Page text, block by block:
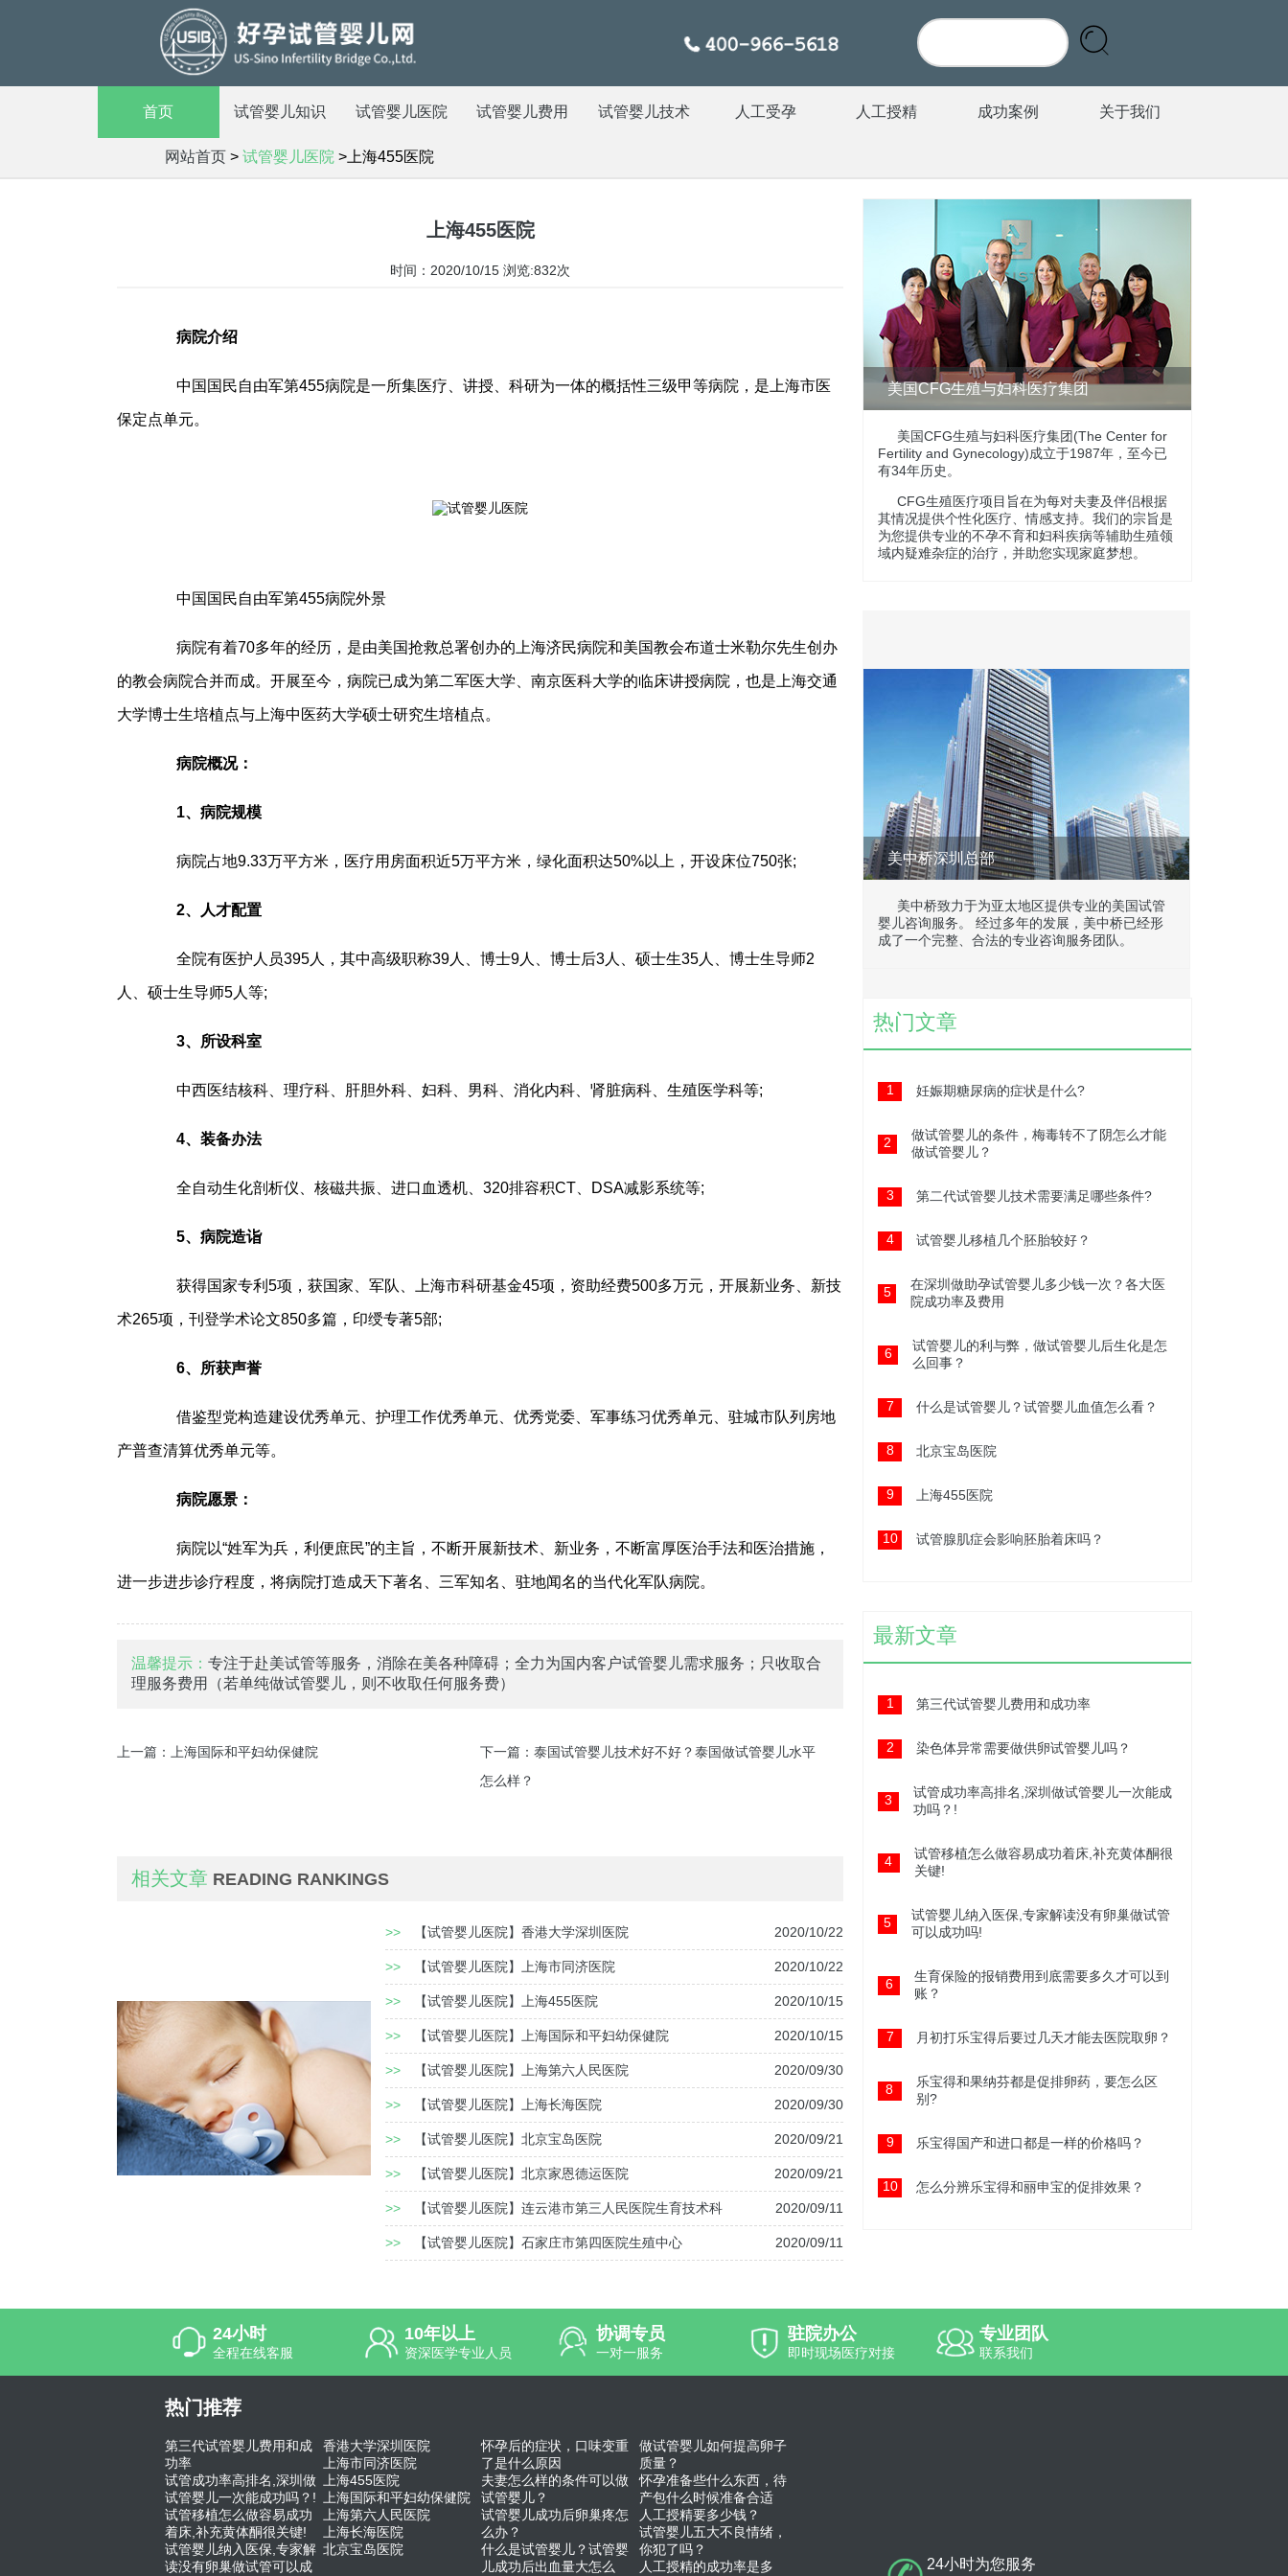
首页 试管婴儿知识 试管婴儿医院 试管婴儿费用 试管婴儿技术 人工受孕 人工授精 成功案例 关于我们
网站首页 > 试管婴儿医院 >上海455医院
上海455医院
时间：2020/10/15 浏览:832次
病院介绍
中国国民自由军第455病院是一所集医疗、讲授、科研为一体的概括性三级甲等病院，是上海市医
保定点单元。
中国国民自由军第455病院外景
病院有着70多年的经历，是由美国抢救总署创办的上海济民病院和美国教会布道士米勒尔先生创办
的教会病院合并而成。开展至今，病院已成为第二军医大学、南京医科大学的临床讲授病院，也是上海交通
大学博士生培植点与上海中医药大学硕士研究生培植点。
病院概况：
1、病院规模
病院占地9.33万平方米，医疗用房面积近5万平方米，绿化面积达50%以上，开设床位750张;
2、人才配置
全院有医护人员395人，其中高级职称39人、博士9人、博士后3人、硕士生35人、博士生导师2
人、硕士生导师5人等;
3、所设科室
中西医结核科、理疗科、肝胆外科、妇科、男科、消化内科、肾脏病科、生殖医学科等;
4、装备办法
全自动生化剖析仪、核磁共振、进口血透机、320排容积CT、DSA减影系统等;
5、病院造诣
获得国家专利5项，获国家、军队、上海市科研基金45项，资助经费500多万元，开展新业务、新技
术265项，刊登学术论文850多篇，印绶专著5部;
6、所获声誉
借鉴型党构造建设优秀单元、护理工作优秀单元、优秀党委、军事练习优秀单元、驻城市队列房地
产普查清算优秀单元等。
病院愿景：
病院以“姓军为兵，利便庶民”的主旨，不断开展新技术、新业务，不断富厚医治手法和医治措施，
进一步进步诊疗程度，将病院打造成天下著名、三军知名、驻地闻名的当代化军队病院。
温馨提示： 专注于赴美试管等服务，消除在美各种障碍；全力为国内客户试管婴儿需求服务；只收取合
理服务费用（若单纯做试管婴儿，则不收取任何服务费）
上一篇： 上海国际和平妇幼保健院 下一篇： 泰国试管婴儿技术好不好？泰国做试管婴儿水平
怎么样？
相关文章 READING RANKINGS
>> 【试管婴儿医院】香港大学深圳医院 2020/10/22
>> 【试管婴儿医院】上海市同济医院 2020/10/22
>> 【试管婴儿医院】上海455医院 2020/10/15
>> 【试管婴儿医院】上海国际和平妇幼保健院 2020/10/15
>> 【试管婴儿医院】上海第六人民医院 2020/09/30
>> 【试管婴儿医院】上海长海医院 2020/09/30
>> 【试管婴儿医院】北京宝岛医院 2020/09/21
>> 【试管婴儿医院】北京家恩德运医院 2020/09/21
>> 【试管婴儿医院】连云港市第三人民医院生育技术科 2020/09/11
>> 【试管婴儿医院】石家庄市第四医院生殖中心 2020/09/11
美国CFG生殖与妇科医疗集团
美国CFG生殖与妇科医疗集团(The Center for
Fertility and Gynecology)成立于1987年，至今已
有34年历史。
CFG生殖医疗项目旨在为每对夫妻及伴侣根据
其情况提供个性化医疗、情感支持。我们的宗旨是
为您提供专业的不孕不育和妇科疾病等辅助生殖领
域内疑难杂症的治疗，并助您实现家庭梦想。
美中桥深圳总部
美中桥致力于为亚太地区提供专业的美国试管
婴儿咨询服务。 经过多年的发展，美中桥已经形
成了一个完整、合法的专业咨询服务团队。
热门文章
1 妊娠期糖尿病的症状是什么?
2
做试管婴儿的条件，梅毒转不了阴怎么才能
做试管婴儿？
3 第二代试管婴儿技术需要满足哪些条件?
4 试管婴儿移植几个胚胎较好？
5
在深圳做助孕试管婴儿多少钱一次？各大医
院成功率及费用
6
试管婴儿的利与弊，做试管婴儿后生化是怎
么回事？
7 什么是试管婴儿？试管婴儿血值怎么看？
8 北京宝岛医院
9 上海455医院
10 试管腺肌症会影响胚胎着床吗？
最新文章
1 第三代试管婴儿费用和成功率
2 染色体异常需要做供卵试管婴儿吗？
3
试管成功率高排名,深圳做试管婴儿一次能成
功吗？!
4
试管移植怎么做容易成功着床,补充黄体酮很
关键!
5
试管婴儿纳入医保,专家解读没有卵巢做试管
可以成功吗!
6
生育保险的报销费用到底需要多久才可以到
账？
7 月初打乐宝得后要过几天才能去医院取卵？
8
乐宝得和果纳芬都是促排卵药，要怎么区
别?
9 乐宝得国产和进口都是一样的价格吗？
10 怎么分辨乐宝得和丽申宝的促排效果？
24小时
全程在线客服
10年以上
资深医学专业人员
协调专员
一对一服务
驻院办公
即时现场医疗对接
专业团队
联系我们
热门推荐
第三代试管婴儿费用和成
功率
试管成功率高排名,深圳做
试管婴儿一次能成功吗？!
试管移植怎么做容易成功
着床,补充黄体酮很关键!
试管婴儿纳入医保,专家解
读没有卵巢做试管可以成
香港大学深圳医院
上海市同济医院
上海455医院
上海国际和平妇幼保健院
上海第六人民医院
上海长海医院
北京宝岛医院
怀孕后的症状，口味变重
了是什么原因
夫妻怎么样的条件可以做
试管婴儿？
试管婴儿成功后卵巢疼怎
么办？
什么是试管婴儿？试管婴
儿成功后出血量大怎么
做试管婴儿如何提高卵子
质量？
怀孕准备些什么东西，待
产包什么时候准备合适
人工授精要多少钱？
试管婴儿五大不良情绪，
你犯了吗？
人工授精的成功率是多
24小时为您服务